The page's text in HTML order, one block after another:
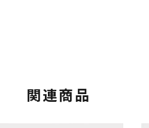
関連商品